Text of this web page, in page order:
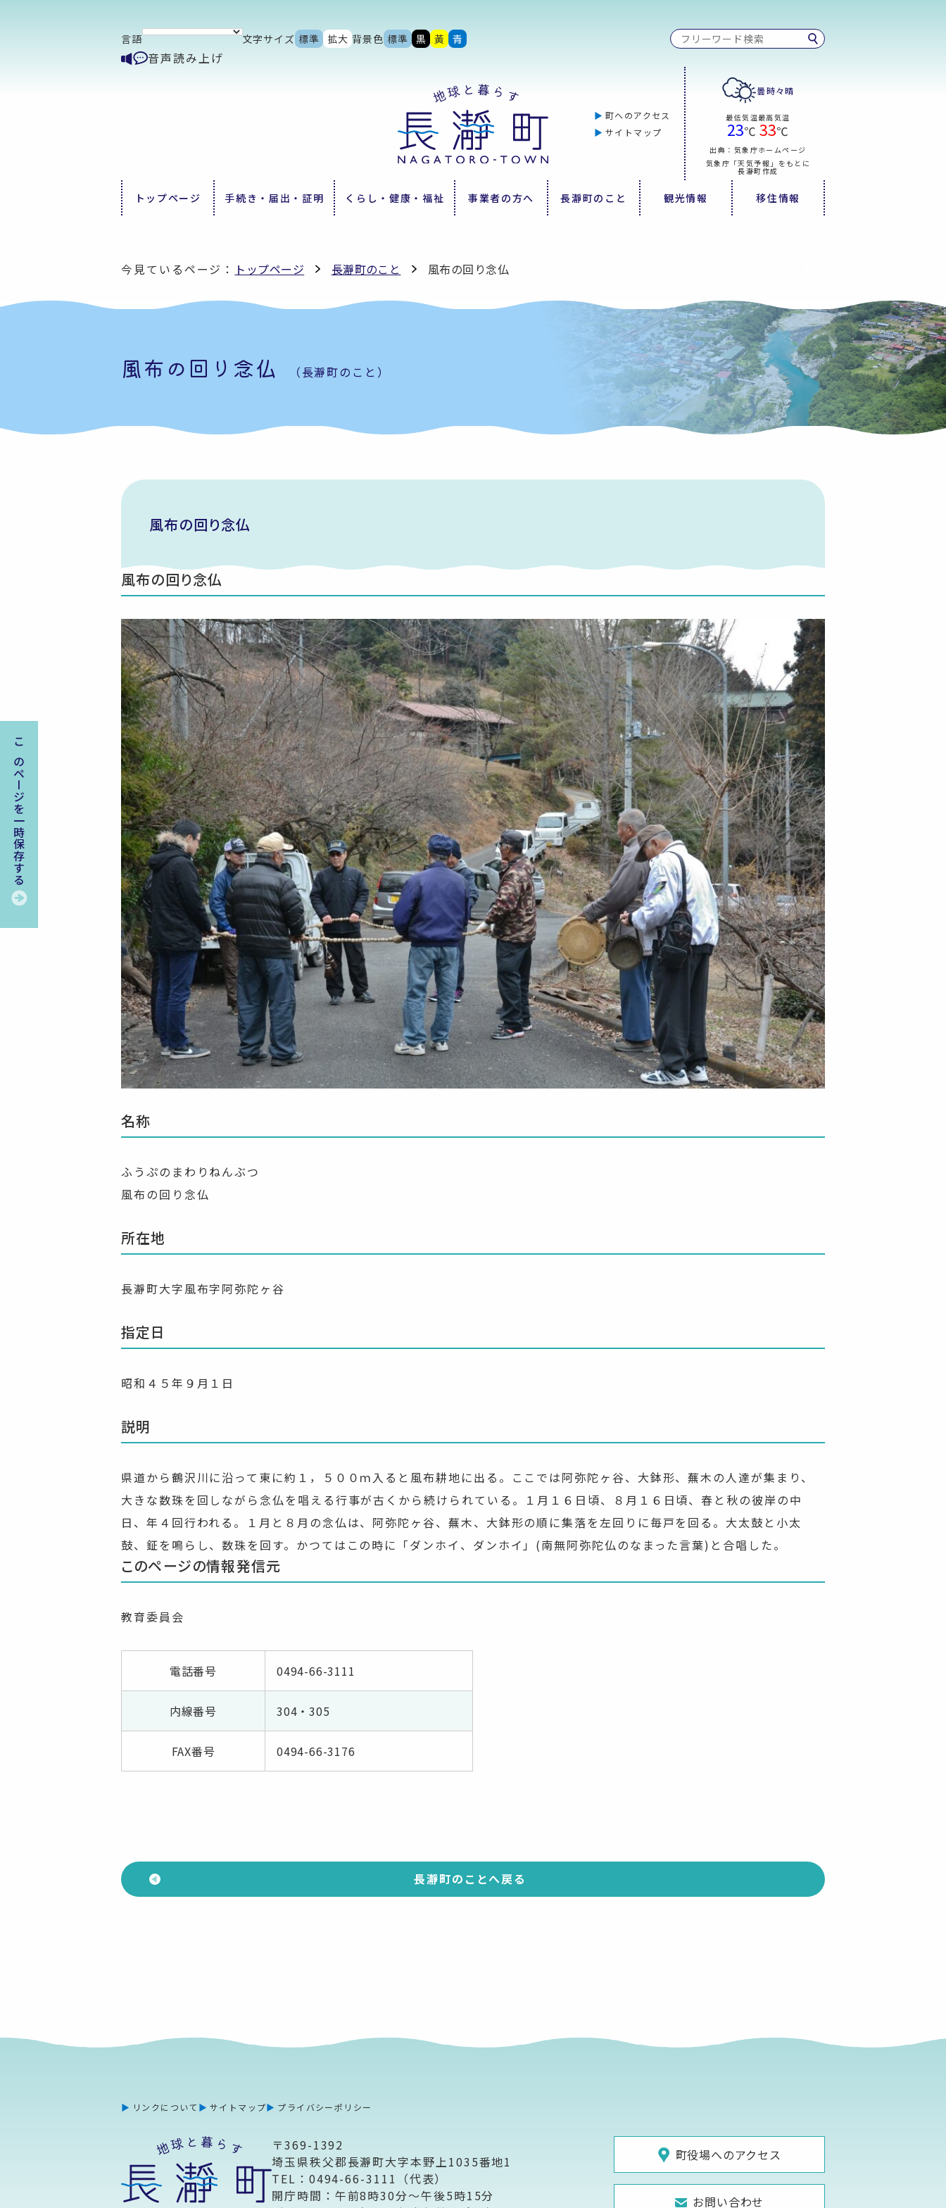
言語 文字サイズ 標準 拡大 背景色 標準 黒 黃 青
音声読み上げ
町へのアクセス
サイトマップ
曇時々晴
最低気温
23℃
最高気温
33℃
出典：気象庁ホームページ
気象庁「天気予報」をもとに
長瀞町作成
トップページ 手続き・届出・証明 くらし・健康・福祉 事業者の方へ 長瀞町のこと 観光情報 移住情報
今見ているページ： トップページ 長瀞町のこと 風布の回り念仏
風布の回り念仏 （長瀞町のこと）
風布の回り念仏
風布の回り念仏
名称
ふうぷのまわりねんぶつ
風布の回り念仏
所在地
長瀞町大字風布字阿弥陀ヶ谷
指定日
昭和４５年９月１日
説明
県道から鶴沢川に沿って東に約１，５００ｍ入ると風布耕地に出る。ここでは阿弥陀ヶ谷、大鉢形、蕪木の人達が集まり、
大きな数珠を回しながら念仏を唱える行事が古くから続けられている。１月１６日頃、８月１６日頃、春と秋の彼岸の中
日、年４回行われる。１月と８月の念仏は、阿弥陀ヶ谷、蕪木、大鉢形の順に集落を左回りに毎戸を回る。大太鼓と小太
鼓、鉦を鳴らし、数珠を回す。かつてはこの時に「ダンホイ、ダンホイ」(南無阿弥陀仏のなまった言葉)と合唱した。
このページの情報発信元
教育委員会
電話番号 0494-66-3111
内線番号 304・305
FAX番号 0494-66-3176
長瀞町のことへ戻る
このページを一時保存する
リンクについて サイトマップ プライバシーポリシー
〒369-1392
埼玉県秩父郡長瀞町大字本野上1035番地1
TEL：0494-66-3111（代表）
開庁時間：午前8時30分～午後5時15分
町役場へのアクセス
お問い合わせ